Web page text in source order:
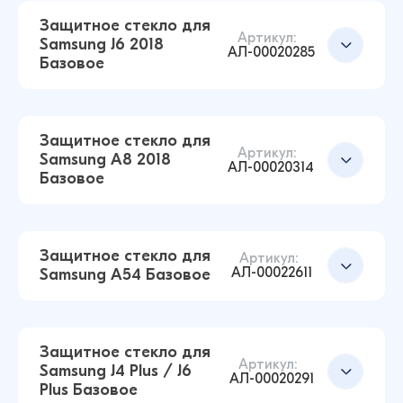
12 ₽16 ₽
10 ₽16 ₽
14 ₽16 ₽
Защитное стекло для
Samsung J6 2018
Базовое
Артикул:
АЛ-00020285
14 ₽16 ₽
Защитное стекло для
Samsung A8 2018
Базовое
Артикул:
АЛ-00020314
Защитное стекло для
Samsung A54 Базовое
Артикул:
АЛ-00022611
Защитное стекло для
Samsung J4 Plus / J6
Plus Базовое
Артикул:
АЛ-00020291